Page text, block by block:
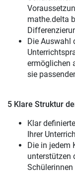
mathe.delta
Die Auswahl
ermöglichen
sie
5 Klare Struktur
Klar
Ihrer
Die in jedem
unterstützen
Schülerinnen